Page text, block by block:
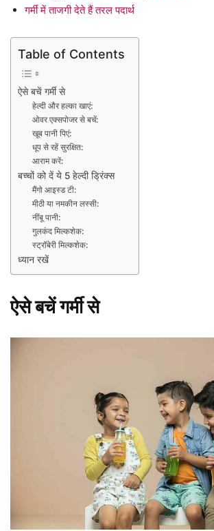
गर्मी में ताजगी देते हैं तरल पदार्थ
Table of Contents
ऐसे बचें गर्मी से
हेल्दी और हल्का खाएं:
ओवर एक्सपोजर से बचें:
खूब पानी पिएं:
धूप से रहें सुरक्षित:
आराम करें:
बच्चों को दें ये 5 हेल्दी ड्रिंक्स
मैंगो आइस्ड टी:
मीठी या नमकीन लस्सी:
नींबू पानी:
गुलकंद मिल्कशेक:
स्ट्रॉबेरी मिल्कशेक:
ध्यान रखें
ऐसे बचें गर्मी से